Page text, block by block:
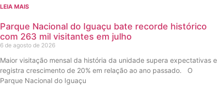
LEIA MAIS
Parque Nacional do Iguaçu bate recorde histórico
com 263 mil visitantes em julho
6 de agosto de 2026
Maior visitação mensal da história da unidade supera expectativas e
registra crescimento de 20% em relação ao ano passado. O
Parque Nacional do Iguaçu